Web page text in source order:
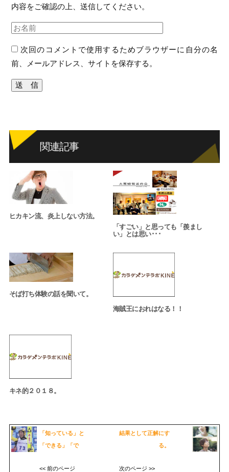
内容をご確認の上、送信してください。
次回のコメントで使用するためブラウザーに自分の名
前、メールアドレス、サイトを保存する。
関連記事
ヒカキン流、炎上しない方法。
「すごい」と思っても「羨まし
い」とは思い･･･
そば打ち体験の話を聞いて。
海賊王におれはなる！！
キネ的２０１８。
「知っている」と
「できる」「で
<< 前のページ
結果として正解にす
る。
次のページ >>